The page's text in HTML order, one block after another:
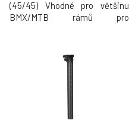
(45/45) Vhodné pro většinu
BMX/MTB rámů pro
MacNeil, Premium, Haro Velmi
odolné: CNC 7075 alloy víčko a
odolná ACB ložiska 45/45 (41.8